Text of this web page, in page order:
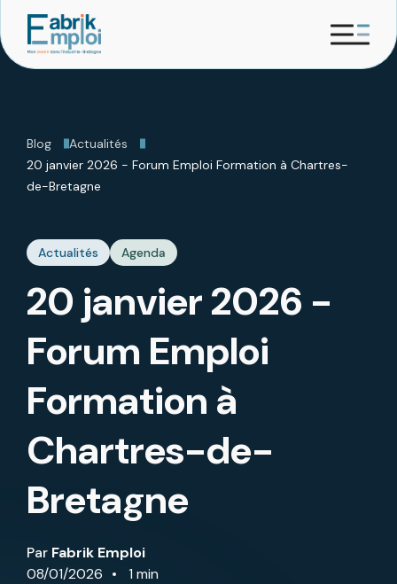
Blog
Actualités
20 janvier 2026 - Forum Emploi Formation à Chartres-
de-Bretagne
Actualités Agenda
20 janvier 2026 -
Forum Emploi
Formation à
Chartres-de-
Bretagne
Par Fabrik Emploi
08/01/2026
1 min